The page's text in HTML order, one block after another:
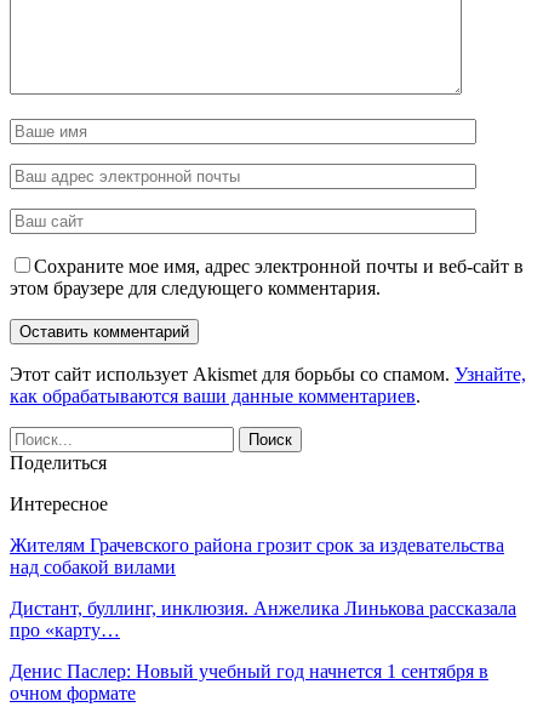
Сохраните мое имя, адрес электронной почты и веб-сайт в
этом браузере для следующего комментария.
Этот сайт использует Akismet для борьбы со спамом. Узнайте,
как обрабатываются ваши данные комментариев.
Поделиться
Интересное
Жителям Грачевского района грозит срок за издевательства
над собакой вилами
Дистант, буллинг, инклюзия. Анжелика Линькова рассказала
про «карту…
Денис Паслер: Новый учебный год начнется 1 сентября в
очном формате